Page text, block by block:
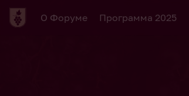
О Форуме Программа 2025